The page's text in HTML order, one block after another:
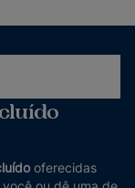
oferecidas